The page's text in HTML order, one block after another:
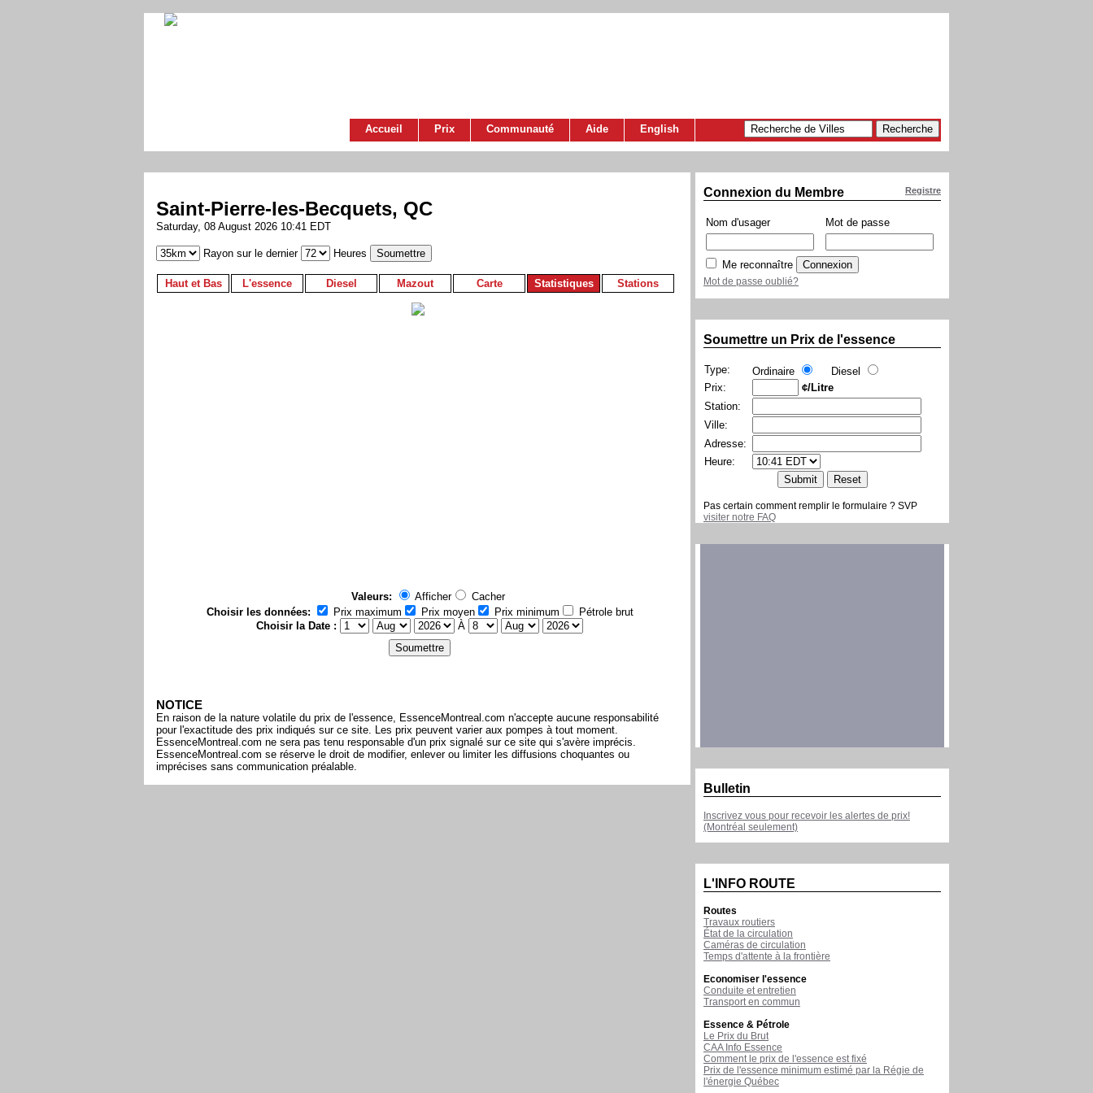
Accueil Prix Communauté Aide English
Saint-Pierre-les-Becquets, QC
Saturday, 08 August 2026 10:41 EDT
Rayon sur le dernier Heures
Haut et Bas L'essence Diesel Mazout Carte Statistiques Stations
Valeurs: Afficher
Cacher
Choisir les données:
Prix maximum Prix moyen Prix minimum
Pétrole brut
Choisir la Date :
À
NOTICE
En raison de la nature volatile du prix de l'essence, EssenceMontreal.com n'accepte aucune responsabilité
pour l'exactitude des prix indiqués sur ce site. Les prix peuvent varier aux pompes à tout moment.
EssenceMontreal.com ne sera pas tenu responsable d'un prix signalé sur ce site qui s'avère imprécis.
EssenceMontreal.com se réserve le droit de modifier, enlever ou limiter les diffusions choquantes ou
imprécises sans communication préalable.
Registre
Connexion du Membre
Nom d'usager Mot de passe
Me reconnaître
Mot de passe oublié?
Soumettre un Prix de l'essence
Type: Ordinaire
Diesel
Prix:
¢/Litre
Station:
Ville:
Adresse:
Heure:
Pas certain comment remplir le formulaire ? SVP
visiter notre FAQ
Bulletin
Inscrivez vous pour recevoir les alertes de prix!
(Montréal seulement)
L'INFO ROUTE
Routes
Travaux routiers
État de la circulation
Caméras de circulation
Temps d'attente à la frontière
Economiser l'essence
Conduite et entretien
Transport en commun
Essence & Pétrole
Le Prix du Brut
CAA Info Essence
Comment le prix de l'essence est fixé
Prix de l'essence minimum estimé par la Régie de
l'énergie Québec